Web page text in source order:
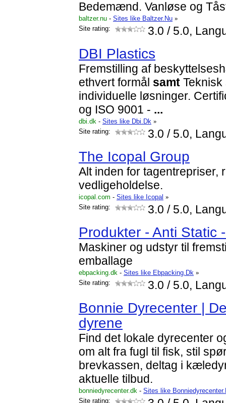
Bedemænd. Vanløse og
baltzer.nu - Sites like Baltzer.Nu »
Site rating:
3.0 / 5.0,
DBI Plastics
Fremstilling af
ethvert formål samt
individuelle løsninger.
og ISO 9001 - ...
dbi.dk - Sites like Dbi.Dk »
Site rating:
3.0 / 5.0,
The Icopal Group
Alt inden for tagentrepriser,
vedligeholdelse.
icopal.com - Sites like Icopal »
Site rating:
3.0 / 5.0,
Produkter - Anti Static
Maskiner og udstyr til
emballage
ebpacking.dk - Sites like Ebpacking.Dk »
Site rating:
3.0 / 5.0,
Bonnie Dyrecenter |
dyrene
Find det lokale dyrecenter
om alt fra fugl til fisk, stil
brevkassen, deltag i
aktuelle tilbud.
bonniedyrecenter.dk - Sites like
Site rating: